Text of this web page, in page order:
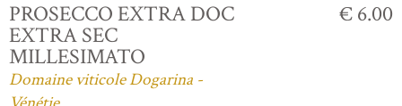
PROSECCO EXTRA DOC
EXTRA SEC
MILLESIMATO
Domaine viticole Dogarina -
€ 6.00